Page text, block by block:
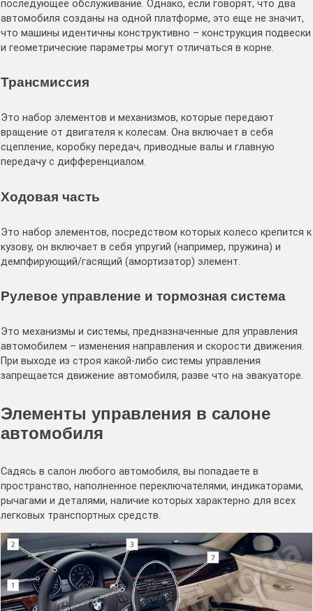
последующее обслуживание. Однако, если говорят, что два
автомобиля созданы на одной платформе, это еще не значит,
что машины идентичны конструктивно – конструкция подвески
и геометрические параметры могут отличаться в корне.
Трансмиссия
Это набор элементов и механизмов, которые передают
вращение от двигателя к колесам. Она включает в себя
сцепление, коробку передач, приводные валы и главную
передачу с дифференциалом.
Ходовая часть
Это набор элементов, посредством которых колесо крепится к
кузову, он включает в себя упругий (например, пружина) и
демпфирующий/гасящий (амортизатор) элемент.
Рулевое управление и тормозная система
Это механизмы и системы, предназначенные для управления
автомобилем – изменения направления и скорости движения.
При выходе из строя какой-либо системы управления
запрещается движение автомобиля, разве что на эвакуаторе.
Элементы управления в салоне
автомобиля
Садясь в салон любого автомобиля, вы попадаете в
пространство, наполненное переключателями, индикаторами,
рычагами и деталями, наличие которых характерно для всех
легковых транспортных средств.